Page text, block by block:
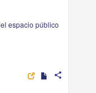
espacio público
share